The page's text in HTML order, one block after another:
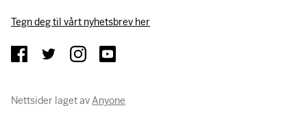
Tegn deg til vårt nyhetsbrev her
Nettsider laget avAnyone